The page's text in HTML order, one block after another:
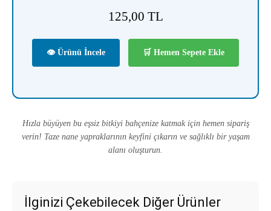
125,00 TL
👁 Ürünü İncele 🛒 Hemen Sepete Ekle
Hızla büyüyen bu eşsiz bitkiyi bahçenize katmak için hemen sipariş
verin! Taze nane yapraklarının keyfini çıkarın ve sağlıklı bir yaşam
alanı oluşturun.
İlginizi Çekebilecek Diğer Ürünler